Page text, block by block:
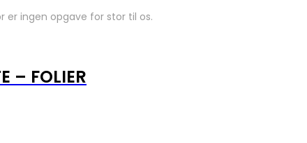
er ingen opgave for stor til os.
– FOLIER